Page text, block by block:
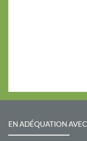
EN ADÉQUATION AVEC